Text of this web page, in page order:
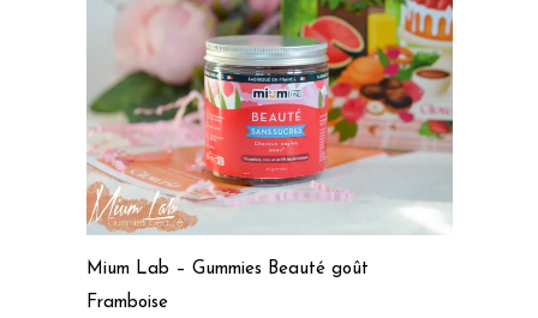
Mium Lab – Gummies Beauté goût
Framboise